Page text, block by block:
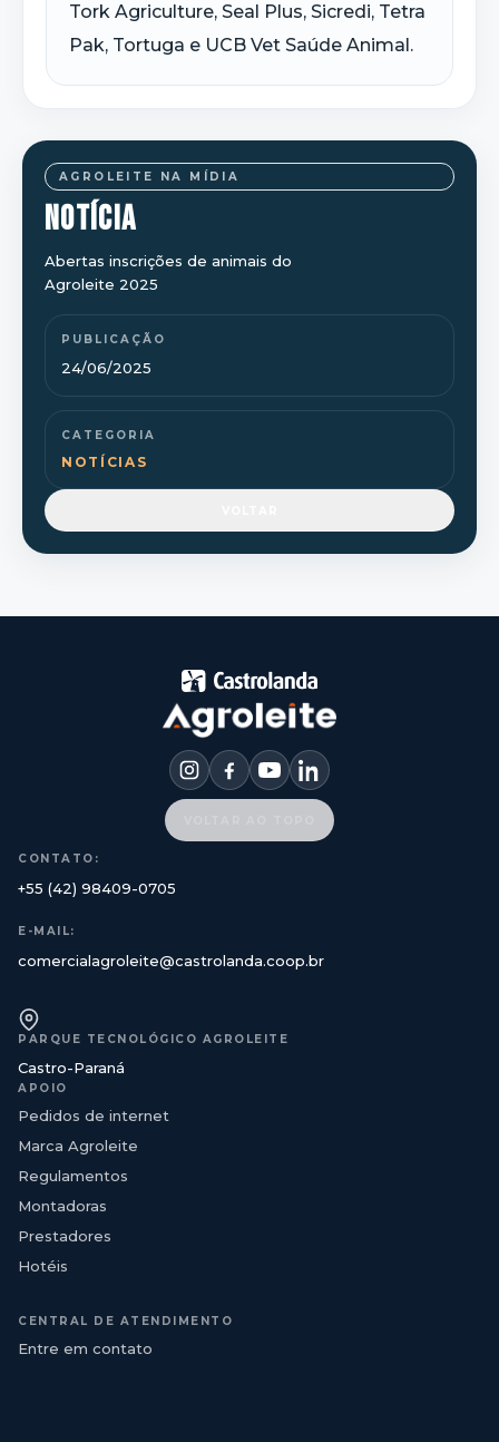
AGROLEITE NA MÍDIA
NOTÍCIA
Abertas inscrições de animais do
Agroleite 2025
PUBLICAÇÃO
24/06/2025
CATEGORIA
NOTÍCIAS
Tork Agriculture, Seal Plus, Sicredi, Tetra
Pak, Tortuga e UCB Vet Saúde Animal.
CONTATO:
+55 (42) 98409-0705
E-MAIL:
comercialagroleite@castrolanda.coop.br
PARQUE TECNOLÓGICO AGROLEITE
Castro-Paraná
APOIO
Pedidos de internet
Marca Agroleite
Regulamentos
Montadoras
Prestadores
Hotéis
CENTRAL DE ATENDIMENTO
Entre em contato